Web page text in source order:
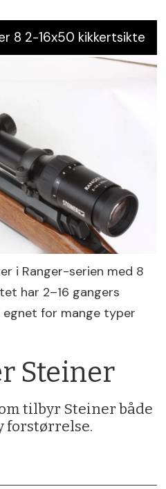
8 2-16x50 kikkertsikte
i Ranger-serien med 8
har 2–16 gangers
for mange typer
Steiner
tilbyr Steiner både
forstørrelse.